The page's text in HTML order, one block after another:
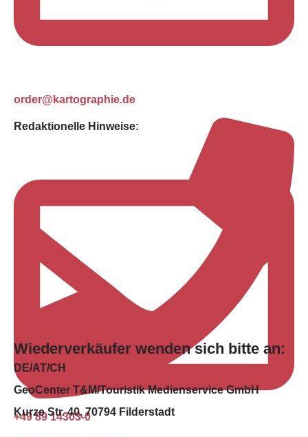
order@kartographie.de
+49 89 14303-0
Redaktionelle Hinweise:
Wiederverkäufer wenden sich bitte an:
DE/AT/CH
GeoCenter T&M/Touristik Medienservice GmbH
Kurze Str. 40, 70794 Filderstadt